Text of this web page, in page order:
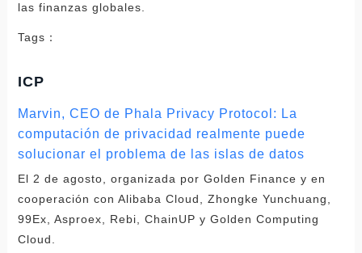
las finanzas globales.
Tags：
ICP
Marvin, CEO de Phala Privacy Protocol: La
computación de privacidad realmente puede
solucionar el problema de las islas de datos
El 2 de agosto, organizada por Golden Finance y en
cooperación con Alibaba Cloud, Zhongke Yunchuang,
99Ex, Asproex, Rebi, ChainUP y Golden Computing
Cloud.